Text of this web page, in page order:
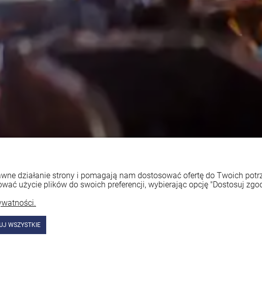
działanie strony i pomagają nam dostosować ofertę do Twoich
użycie plików do swoich preferencji, wybierając opcję "Dostosuj
WSZYSTKIE